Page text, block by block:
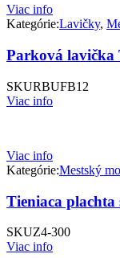
Viac info
Kategórie:Lavičky,
Parková lavička
SKURBUFB12
Viac info
Viac info
Kategórie:Mestský
Tieniaca
SKUZ4-300
Viac info